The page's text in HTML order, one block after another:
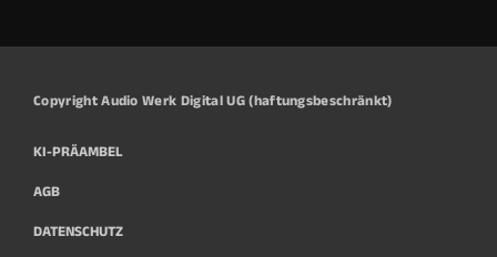
Copyright Audio Werk Digital UG (haftungsbeschränkt)
KI-PRÄAMBEL
AGB
DATENSCHUTZ